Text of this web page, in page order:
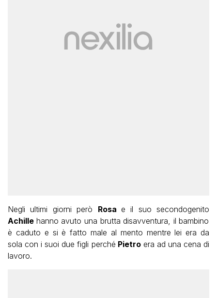
Negli ultimi giorni però Rosa e il suo secondogenito
Achille hanno avuto una brutta disavventura, il bambino
è caduto e si è fatto male al mento mentre lei era da
sola con i suoi due figli perché Pietroera ad una cena di
lavoro.